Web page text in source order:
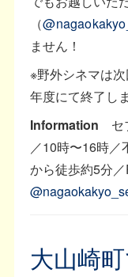
（
ません！
※野外シネマは
年度にて終了しま
Information セ
／10時〜16時／
から徒歩約5分
大山崎